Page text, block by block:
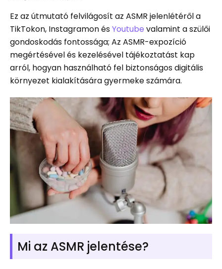
Ez az útmutató felvilágosít az ASMR jelenlétéről a
TikTokon, Instagramon ésYoutube valamint a szülői
gondoskodás fontossága; Az ASMR-expozíció
megértésével és kezelésével tájékoztatást kap
arról, hogyan használható fel biztonságos digitális
környezet kialakítására gyermeke számára.
Mi az ASMR jelentése?